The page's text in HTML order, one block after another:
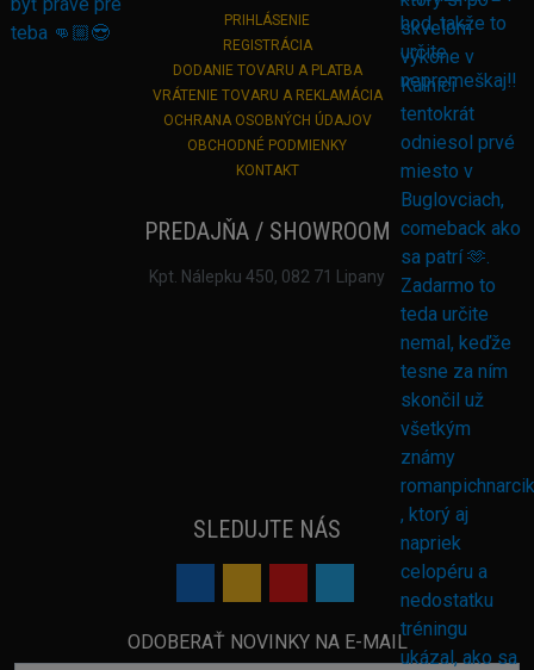
PRIHLÁSENIE
REGISTRÁCIA
DODANIE TOVARU A PLATBA
VRÁTENIE TOVARU A REKLAMÁCIA
OCHRANA OSOBNÝCH ÚDAJOV
OBCHODNÉ PODMIENKY
KONTAKT
PREDAJŇA / SHOWROOM
Kpt. Nálepku 450, 082 71 Lipany
SLEDUJTE NÁS
ODOBERAŤ NOVINKY NA E-MAIL